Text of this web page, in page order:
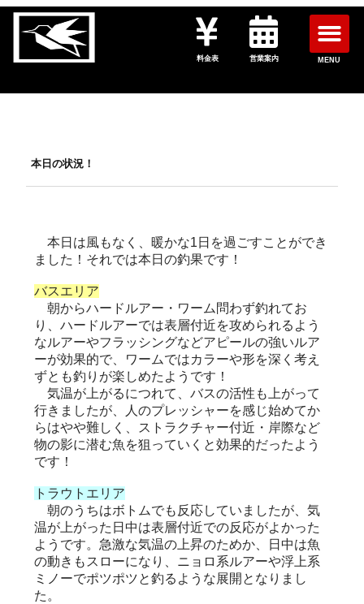
料金表 営業案内 MENU
本日の状況！
本日は風もなく、暖かな1日を過ごすことができ
ました！それでは本日の釣果です！
バスエリア
朝からハードルアー・ワーム問わず釣れてお
り、ハードルアーでは表層付近を攻められるよう
なルアーやフラッシングなどアピールの強いルア
ーが効果的で、ワームではカラーや形を深く考え
ずとも釣りが楽しめたようです！
気温が上がるにつれて、バスの活性も上がって
行きましたが、人のプレッシャーを感じ始めてか
らはやや難しく、ストラクチャー付近・岸際など
物の影に潜む魚を狙っていくと効果的だったよう
です！
トラウトエリア
朝のうちはボトムでも反応していましたが、気
温が上がった日中は表層付近での反応がよかった
ようです。急激な気温の上昇のためか、日中は魚
の動きもスローになり、ニョロ系ルアーや浮上系
ミノーでポツポツと釣るような展開となりまし
た。